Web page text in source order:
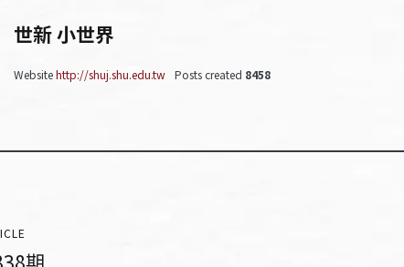
世新 小世界
Websitehttp://shuj.shu.edu.tw Posts created 8458
期